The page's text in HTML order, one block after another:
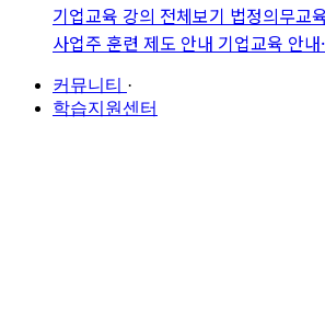
기업교육 강의 전체보기 법정의무교
사업주 훈련 제도 안내 기업교육 안내
커뮤니티 ·
학습지원센터